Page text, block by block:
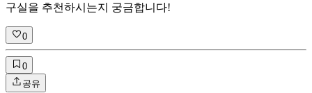
구실을 추천하시는지 궁금합니다!
0
0
공유